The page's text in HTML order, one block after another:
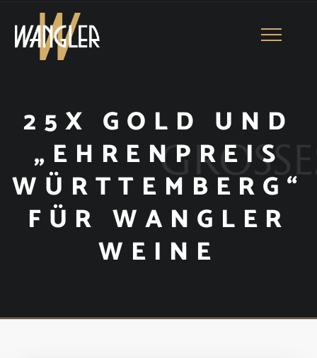
Toggle
25X GOLD UND
„EHRENPREIS
WÜRTTEMBERG“
FÜR WANGLER
WEINE